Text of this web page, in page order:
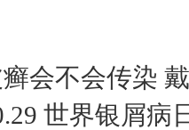
会不会传染
世界银屑病